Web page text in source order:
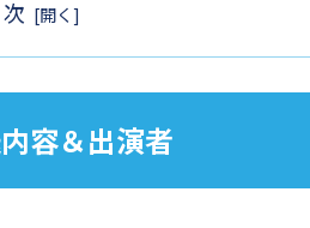
容＆出演者